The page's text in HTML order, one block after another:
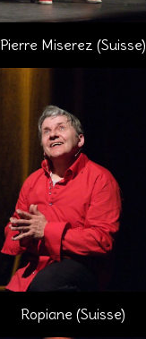
Pierre Miserez (Suisse)
Ropiane (Suisse)